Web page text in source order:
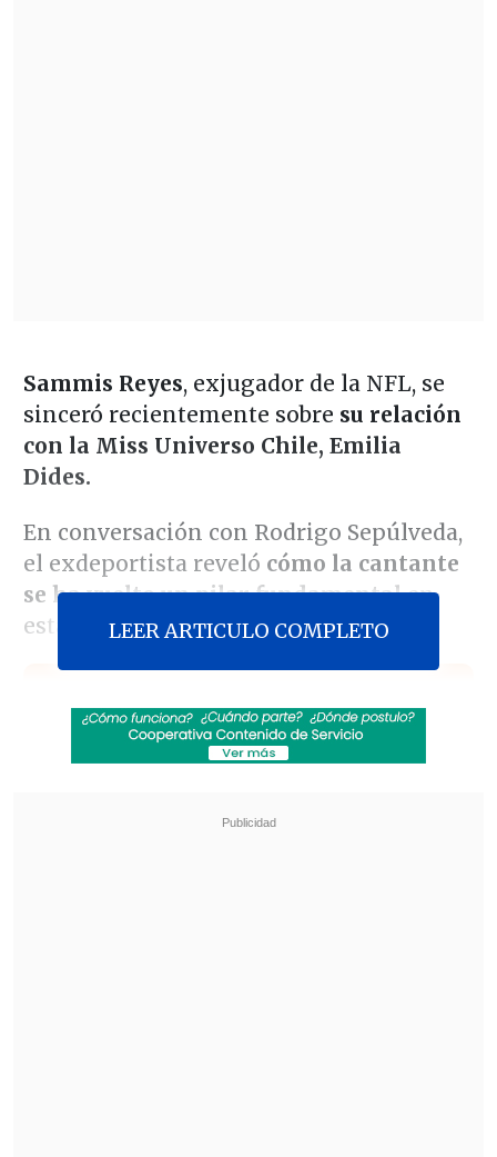
Sammis Reyes, exjugador de la NFL, se
sinceró recientemente sobre su relación
con la Miss Universo Chile, Emilia
Dides.
En conversación con Rodrigo Sepúlveda,
el exdeportista reveló cómo la cantante
se ha vuelto un pilar fundamentalen
esta etapa de su vida.
José Antonio Neme protagonizó colisión en
Las Condes
Gallardo y Manu González fueron
LEER ARTICULO COMPLETO